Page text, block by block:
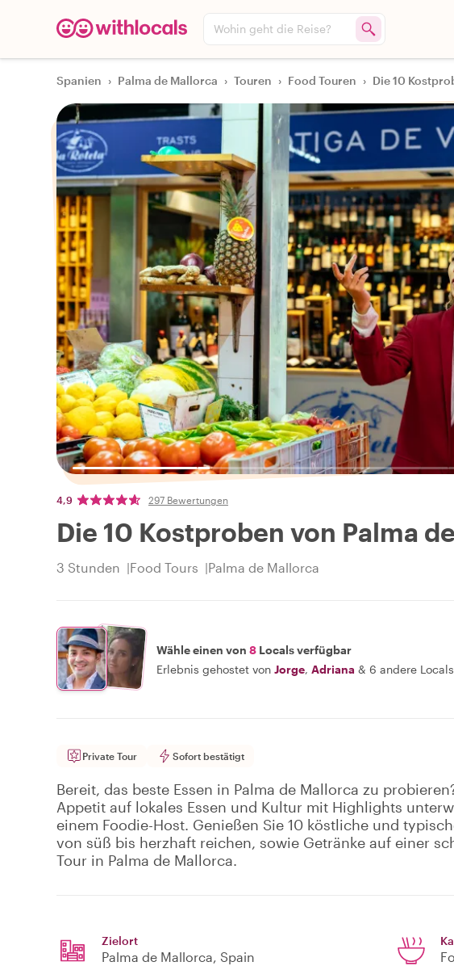
Wohin geht die Reise?
Spanien › Palma de Mallorca › Touren › Food Touren › Die 10
4,9 297 Bewertungen
Die 10 Kostproben von Palma
3 Stunden Food Tours Palma de Mallorca
Wähle einen von 8 Locals verfügbar
Erlebnis gehostet von Jorge, Adriana & 6 andere Locals
Private Tour Sofort bestätigt
Bereit, das beste Essen in Palma de Mallorca zu
Appetit auf lokales Essen und Kultur mit Highlights
einem Foodie-Host. Genießen Sie 10 köstliche und
von süß bis herzhaft reichen, sowie Getränke auf einer
Tour in Palma de Mallorca.
Zielort
Palma de Mallorca, Spain